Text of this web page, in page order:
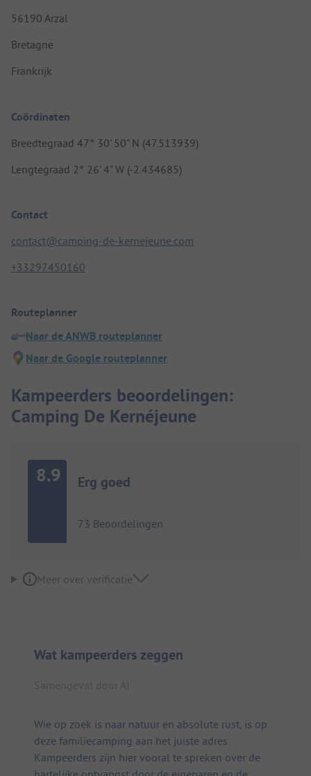
56190 Arzal
Bretagne
Frankrijk
Coördinaten
Breedtegraad 47° 30' 50" N (47.513939)
Lengtegraad 2° 26' 4" W (-2.434685)
Contact
contact@camping-de-kernejeune.com
+33297450160
Routeplanner
Naar de ANWB routeplanner
Naar de Google routeplanner
Kampeerders beoordelingen:
Camping De Kernéjeune
8.9 Erg goed
73 Beoordelingen
Meer over verificatie
Wat kampeerders zeggen
Wie op zoek is naar natuur en absolute rust, is op
deze familiecamping aan het juiste adres.
Kampeerders zijn hier vooral te spreken over de